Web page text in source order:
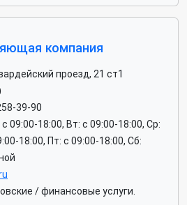
компания
проезд, 21 ст1
39-90
c 09:00-18:00, Вт: c 09:00-18:00, Ср:
18:00, Пт: c 09:00-18:00, Сб:
/ финансовые услуги.